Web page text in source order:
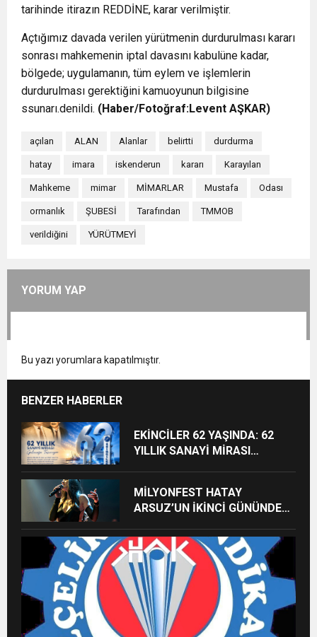
tarihinde itirazın REDDİNE, karar verilmiştir.
Açtığımız davada verilen yürütmenin durdurulması kararı
sonrası mahkemenin iptal davasını kabulüne kadar,
bölgede; uygulamanın, tüm eylem ve işlemlerin
durdurulması gerektiğini kamuoyunun bilgisine
ssunarı.denildi. (Haber/Fotoğraf:Levent AŞKAR)
açılan ALAN Alanlar belirtti durdurma
hatay imara iskenderun kararı Karayılan
Mahkeme mimar MİMARLAR Mustafa Odası
ormanlık ŞUBESİ Tarafından TMMOB
verildiğini YÜRÜTMEYİ
YORUM YAP
Bu yazı yorumlara kapatılmıştır.
BENZER HABERLER
EKİNCİLER 62 YAŞINDA: 62
YILLIK SANAYİ MİRASI
MİLYONFEST HATAY
ARSUZ’UN İKİNCİ GÜNÜNDE
ALACAK